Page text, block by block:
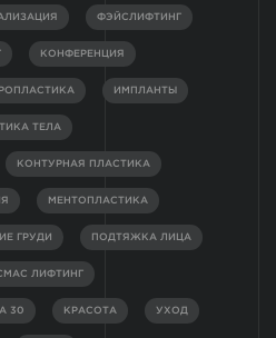
ФЭЙСЛИФТИНГ
КОНФЕРЕНЦИЯ
ИМПЛАНТЫ
ТЕЛА
КОНТУРНАЯ ПЛАСТИКА
МЕНТОПЛАСТИКА
ГРУДИ ПОДТЯЖКА ЛИЦА
ЛИФТИНГ
30 КРАСОТА УХОД